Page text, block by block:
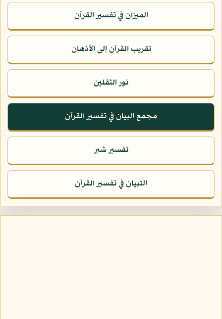
الميزان في تفسير القرآن
تقريب القرآن إلى الأذهان
نور الثقلين
مجمع البيان في تفسير القرآن
تفسير شبر
التبيان في تفسير القرآن